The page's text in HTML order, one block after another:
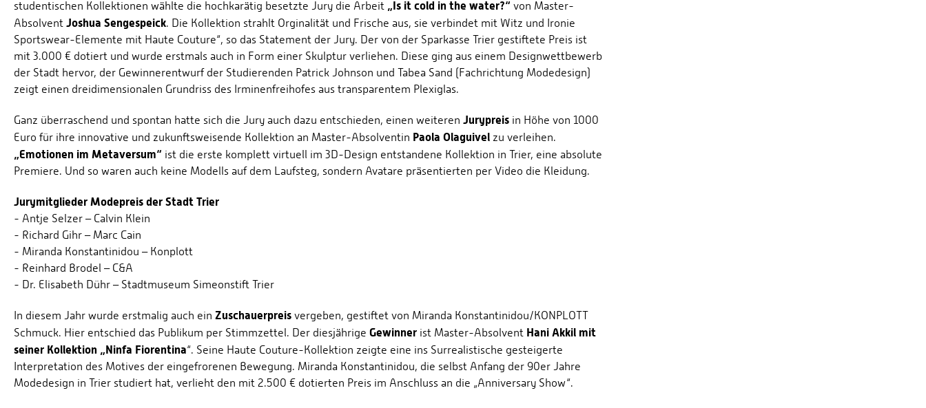
studentischen Kollektionen wählte die hochkarätig besetzte Jury die Arbeit „Is it cold in the water?“ von Master-
Absolvent Joshua Sengespeick. Die Kollektion strahlt Orginalität und Frische aus, sie verbindet mit Witz und Ironie
Sportswear-Elemente mit Haute Couture“, so das Statement der Jury. Der von der Sparkasse Trier gestiftete Preis ist
mit 3.000 € dotiert und wurde erstmals auch in Form einer Skulptur verliehen. Diese ging aus einem Designwettbewerb
der Stadt hervor, der Gewinnerentwurf der Studierenden Patrick Johnson und Tabea Sand (Fachrichtung Modedesign)
zeigt einen dreidimensionalen Grundriss des Irminenfreihofes aus transparentem Plexiglas.
Ganz überraschend und spontan hatte sich die Jury auch dazu entschieden, einen weiteren Jurypreis in Höhe von 1000
Euro für ihre innovative und zukunftsweisende Kollektion an Master-Absolventin Paola Olaguivel zu verleihen.
„Emotionen im Metaversum“ ist die erste komplett virtuell im 3D-Design entstandene Kollektion in Trier, eine absolute
Premiere. Und so waren auch keine Modells auf dem Laufsteg, sondern Avatare präsentierten per Video die Kleidung.
Jurymitglieder Modepreis der Stadt Trier
- Antje Selzer – Calvin Klein
- Richard Gihr – Marc Cain
- Miranda Konstantinidou – Konplott
- Reinhard Brodel – C&A
- Dr. Elisabeth Dühr – Stadtmuseum Simeonstift Trier
In diesem Jahr wurde erstmalig auch ein Zuschauerpreis vergeben, gestiftet von Miranda Konstantinidou/KONPLOTT
Schmuck. Hier entschied das Publikum per Stimmzettel. Der diesjährige Gewinner ist Master-Absolvent Hani Akkil mit
seiner Kollektion „Ninfa Fiorentina“. Seine Haute Couture-Kollektion zeigte eine ins Surrealistische gesteigerte
Interpretation des Motives der eingefrorenen Bewegung. Miranda Konstantinidou, die selbst Anfang der 90er Jahre
Modedesign in Trier studiert hat, verlieht den mit 2.500 € dotierten Preis im Anschluss an die „Anniversary Show“.